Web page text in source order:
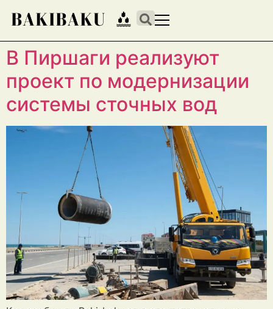
В Пиршаги реализуют
проект по модернизации
системы сточных вод